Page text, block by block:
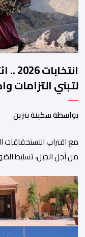
لتبني التزامات
بواسطة سكينة بنزين
من أجل الجبل، تسليط
المنتظرة، في إطار
الوعود الانتخابية إلى